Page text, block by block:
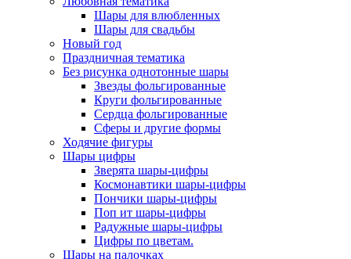
Шары для влюбленных
Шары для свадьбы
Новый год
Праздничная тематика
Без рисунка однотонные шары
Звезды фольгированные
Круги фольгированные
Сердца фольгированные
Сферы и другие формы
Ходячие фигуры
Шары цифры
Зверята шары-цифры
Космонавтики шары-цифры
Пончики шары-цифры
Поп ит шары-цифры
Радужные шары-цифры
Цифры по цветам.
Шары на палочках